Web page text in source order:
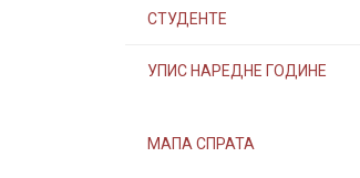
СТУДЕНТЕ
УПИС НАРЕДНЕ ГОДИНЕ
МАПА СПРАТА